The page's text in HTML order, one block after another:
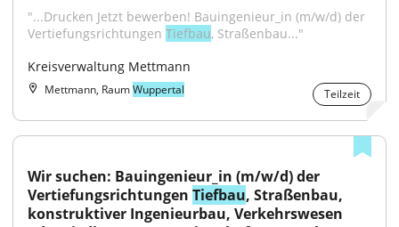
"...Drucken Jetzt bewerben! Bauingenieur_in (m/w/d) der
Vertiefungsrichtungen Tiefbau, Straßenbau..."
Kreisverwaltung Mettmann
Mettmann, RaumWuppertal Teilzeit
Wir suchen: Bauingenieur_in (m/w/d) der
Vertiefungsrichtungen Tiefbau, Straßenbau,
konstruktiver Ingenieurbau, Verkehrswesen